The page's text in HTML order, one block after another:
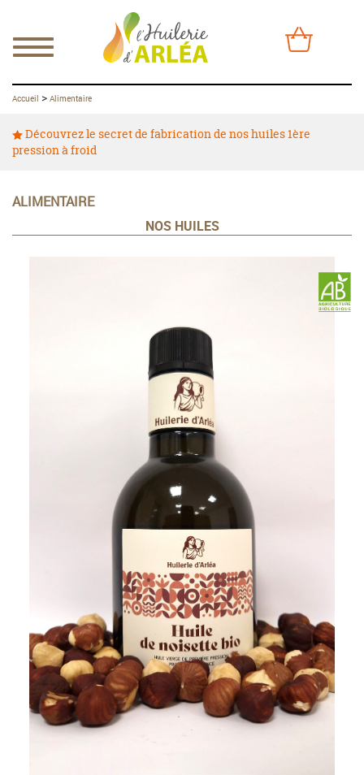
Accueil > Alimentaire
Découvrez le secret de fabrication de nos huiles 1ère
pression à froid
ALIMENTAIRE
NOS HUILES